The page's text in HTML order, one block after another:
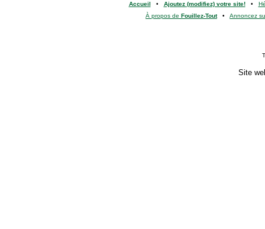
Accueil • Ajoutez (modifiez) votre site!•
À propos de Fouillez-Tout• Annoncez
Site